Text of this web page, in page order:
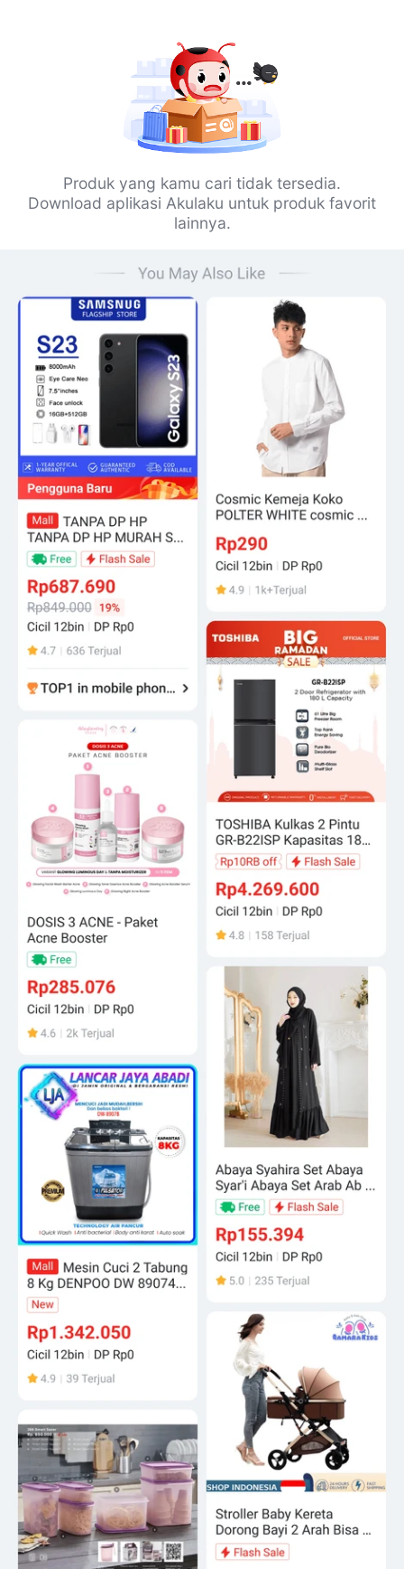
Produk yang kamu cari tidak tersedia.
Download aplikasi Akulaku untuk produk favorit
lainnya.